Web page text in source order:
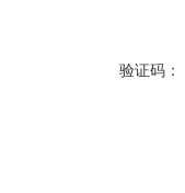
验证码：